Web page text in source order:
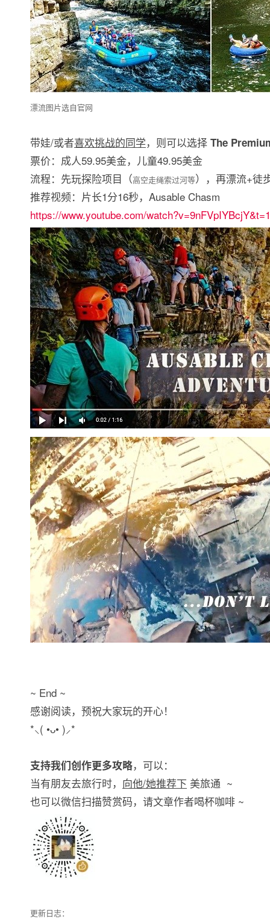
漂流图片选自官网
带娃/或者喜欢挑战的同学，则可以选择 The
票价：成人59.95美金，儿童49.95美金
流程：先玩探险项目（高空走绳索过河等），再漂流+徒
推荐视频：片长1分16秒，Ausable Chasm
https://www.youtube.com/
~ End ~
感谢阅读，预祝大家玩的开心！
*⸜( •ᴗ• )⸝*
支持我们创作更多攻略，可以：
当有朋友去旅行时， 向他/她推荐下 美旅通 ~
也可以微信扫描赞赏码，请文章作者喝杯咖啡 ~
更新日志：